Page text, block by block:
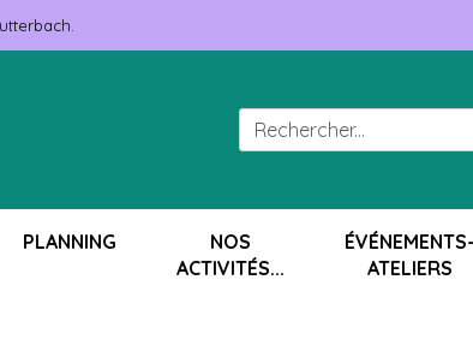
PLANNING
NOS
ACTIVITÉS...
ÉVÉNEMENTS-
ATELIERS